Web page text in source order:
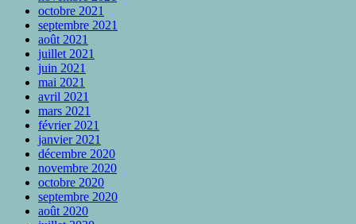
octobre 2021
septembre 2021
août 2021
juillet 2021
juin 2021
mai 2021
avril 2021
mars 2021
février 2021
janvier 2021
décembre 2020
novembre 2020
octobre 2020
septembre 2020
août 2020